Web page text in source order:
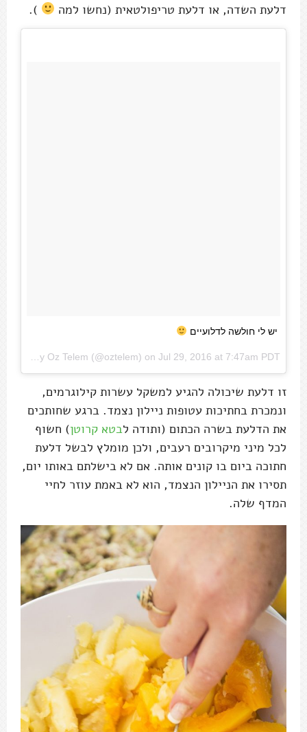
דלעת השדה, או דלעת טריפולטאית (נחשו למה
).
יש לי חולשה לדלועיים
Jul 29, 2016 at 7:47am PDT
זו דלעת שיכולה להגיע למשקל עשרות קילוגרמים,
ונמכרת בחתיכות עטופות ניילון נצמד. ברגע שחותכים
את הדלעת בשרה הכתום (ותודה לבטא קרוטן) חשוף
לכל מיני מיקרובים רעבים, ולכן מומלץ לבשל דלעת
חתוכה ביום בו קונים אותה. אם לא בישלתם באותו יום,
תסירו את הניילון הנצמד, הוא לא באמת עוזר לחיי
המדף שלה.